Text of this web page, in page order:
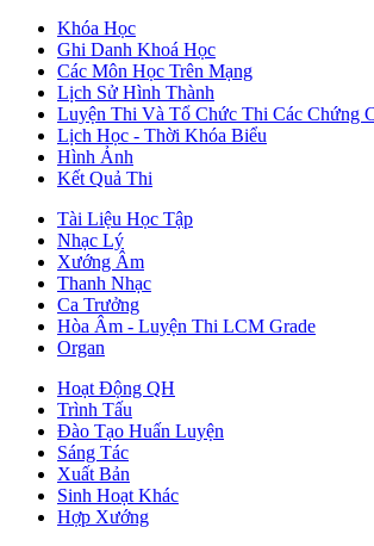
Khóa Học
Ghi Danh Khoá Học
Các Môn Học Trên Mạng
Lịch Sử Hình Thành
Luyện Thi Và Tổ Chức Thi Các Chứng
Lịch Học - Thời Khóa Biểu
Hình Ảnh
Kết Quả Thi
Tài Liệu Học Tập
Nhạc Lý
Xướng Âm
Thanh Nhạc
Ca Trưởng
Hòa Âm - Luyện Thi LCM Grade
Organ
Hoạt Động QH
Trình Tấu
Đào Tạo Huấn Luyện
Sáng Tác
Xuất Bản
Sinh Hoạt Khác
Hợp Xướng